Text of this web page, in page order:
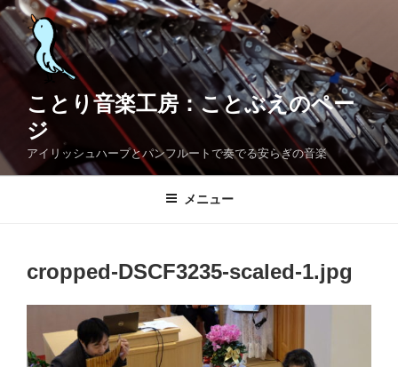
コ
ン
テ
キ
ッ
ことり音楽工房：ことぶえのペー
ジ
アイリッシュハープとパンフルートで奏でる安らぎの音楽
メニュー
cropped-DSCF3235-scaled-1.jpg